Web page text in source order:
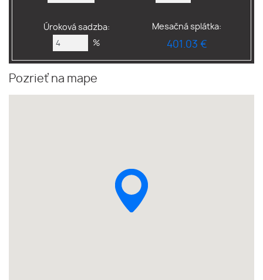
Úroková sadzba:
%
Mesačná splátka:
401.03 €
Pozrieť na mape